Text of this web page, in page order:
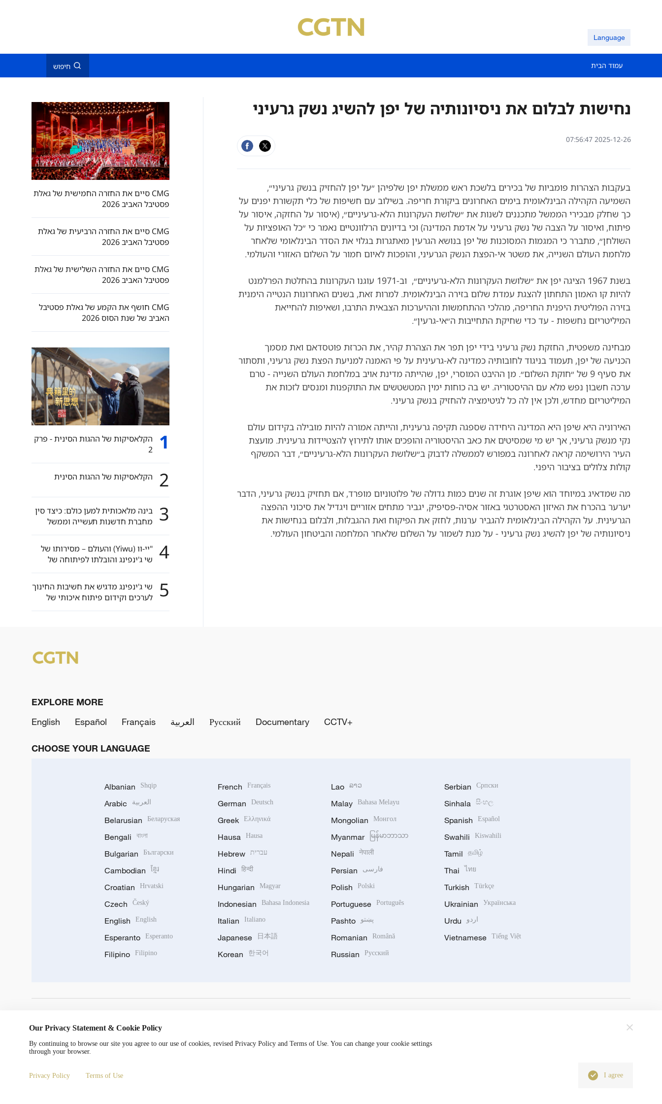
Language
עמוד הבית חיפוש
נחישות לבלום את ניסיונותיה של יפן להשיג נשק גרעיני
07:56:47 2025-12-26
בעקבות הצהרות פומביות של בכירים בלשכת ראש ממשלת יפן שלפיהן ״על יפן להחזיק בנשק גרעיני״,
השמיעה הקהילה הבינלאומית בימים האחרונים ביקורת חריפה. בשילוב עם חשיפות של כלי תקשורת יפנים על
כך שחלק מבכירי הממשל מתכננים לשנות את ״שלושת העקרונות הלא-גרעיניים״, (איסור על החזקה, איסור על
פיתוח, ואיסור על הצבה של נשק גרעיני על אדמת המדינה) וכי בדיונים הרלוונטיים נאמר כי ״כל האופציות על
השולחן״, מתברר כי המגמות המסוכנות של יפן בנושא הגרעין מאתגרות בגלוי את הסדר הבינלאומי שלאחר
מלחמת העולם השנייה, את משטר אי-הפצת הנשק הגרעיני, והופכות לאיום חמור על השלום האזורי והעולמי.
בשנת 1967 הציגה יפן את ״שלושת העקרונות הלא-גרעיניים״,
וב-1971 עוגנו העקרונות בהחלטת הפרלמנט
להיות קו האמון התחתון להצגת עמדת שלום בזירה הבינלאומית. למרות זאת, בשנים האחרונות הנטייה הימנית
בזירה הפוליטית היפנית החריפה, מהלכי ההתחמשות וההיערכות הצבאית התרבו, ושאיפות להחייאת
המיליטריזם נחשפות - עד כדי שחיקת התחייבות ה״אי-גרעין״.
מבחינה משפטית, החזקת נשק גרעיני בידי יפן תפר את הצהרת קהיר, את הכרזת פוטסדאם ואת מסמך
הכניעה של יפן, תעמוד בניגוד לחובותיה כמדינה לא-גרעינית על פי האמנה למניעת הפצת נשק גרעיני, ותסתור
את סעיף 9 של ״חוקת השלום״. מן ההיבט המוסרי, יפן, שהייתה מדינת אויב במלחמת העולם השנייה - טרם
ערכה חשבון נפש מלא עם ההיסטוריה. יש בה כוחות ימין המטשטשים את התוקפנות ומנסים לזכות את
המיליטריזם מחדש, ולכן אין לה כל לגיטימציה להחזיק בנשק גרעיני.
האירוניה היא שיפן היא המדינה היחידה שספגה תקיפה גרעינית, והייתה אמורה להיות מובילה בקידום עולם
נקי מנשק גרעיני, אך יש מי שמסיטים את כאב ההיסטוריה והופכים אותו לתירוץ להצטיידות גרעינית. מועצת
העיר הירושימה קראה לאחרונה במפורש לממשלה לדבוק ב״שלושת העקרונות הלא-גרעיניים״, דבר המשקף
קולות צלולים בציבור היפני.
מה שמדאיג במיוחד הוא שיפן אוגרת זה שנים כמות גדולה של פלוטוניום מופרד, אם תחזיק בנשק גרעיני, הדבר
יערער בהכרח את האיזון האסטרטגי באזור אסיה-פסיפיק, יגביר מתחים אזוריים ויגדיל את סיכוני ההפצה
הגרעינית. על הקהילה הבינלאומית להגביר ערנות, לחזק את הפיקוח ואת ההגבלות, ולבלום בנחישות את
ניסיונותיה של יפן להשיג נשק גרעיני - על מנת לשמור על השלום שלאחר המלחמה והביטחון העולמי.
CMG סיים את החזרה החמישית של גאלת
פסטיבל האביב 2026
CMG סיים את החזרה הרביעית של גאלת
פסטיבל האביב 2026
CMG סיים את החזרה השלישית של גאלת
פסטיבל האביב 2026
‏CMG חושף את הקמע של גאלת פסטיבל
האביב של שנת הסוס 2026
1
הקלאסיקות של ההגות הסינית - פרק
2
2 הקלאסיקות של ההגות הסינית
3
בינה מלאכותית למען כולם: כיצד סין
מחברת חדשנות תעשייה וממשל
עולמי
4
"יי-וו (Yiwu) והעולם – מסירותו של
שי ג'ינפינג והובלתו לפיתוחה של
יי-וו"
5
שי ג'ינפינג מדגיש את חשיבות החינוך
לערכים וקידום פיתוח איכותי של
החינוך הבסיסי
EXPLORE MORE
English
Español Français العربية Русский Documentary CCTV+
CHOOSE YOUR LANGUAGE
Albanian Shqip
Arabic العربية
Belarusian Беларуская
Bengali বাংলা
Bulgarian Български
Cambodian ខ្មែរ
Croatian Hrvatski
Czech Český
English English
Esperanto Esperanto
Filipino Filipino
French Français
German Deutsch
Greek Ελληνικά
Hausa Hausa
Hebrew עברית
Hindi हिन्दी
Hungarian Magyar
Indonesian Bahasa Indonesia
Italian Italiano
Japanese 日本語
Korean 한국어
Lao ລາວ
Malay Bahasa Melayu
Mongolian Монгол
Myanmar မြန်မာဘာသာ
Nepali नेपाली
Persian فارسی
Polish Polski
Portuguese Português
Pashto پښتو
Romanian Română
Russian Русский
Serbian Српски
Sinhala සිංහල
Spanish Español
Swahili Kiswahili
Tamil தமிழ்
Thai ไทย
Turkish Türkçe
Ukrainian Українська
Urdu اردو
Vietnamese Tiếng Việt
Copyright © 2024 CGTN. 京ICP备20000184号
Our Privacy Statement & Cookie Policy
By continuing to browse our site you agree to our use of cookies, revised Privacy Policy and Terms of Use. You can change your cookie settings
through your browser.
Privacy Policy Terms of Use I agree